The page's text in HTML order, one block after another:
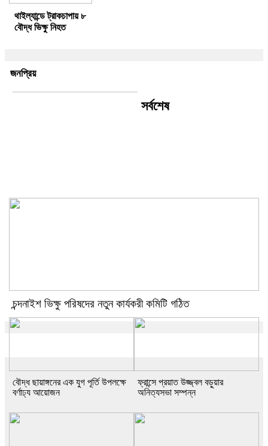
থাইল্যান্ডে ট্রাকচাপায় ৮
বৌদ্ধ ভিক্ষু নিহত
জনপ্রিয়
সর্বশেষ
চন্দনাইশ ভিক্ষু পরিষদের নতুন কার্যকরী কমিটি গঠিত
বৌদ্ধ ছায়াঙ্গনের এক যুগ পূর্তি উপলক্ষে
বর্ণাঢ্য আয়োজন
ফ্রান্সে প্রয়াত উজ্জ্বল বড়ুয়ার
অনিত্যসভা সম্পন্ন